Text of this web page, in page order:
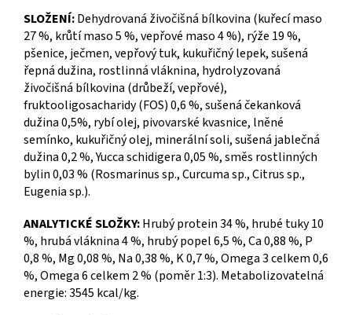
SLOŽENÍ:Dehydrovaná živočišná bílkovina (kuřecí maso
27 %, krůtí maso 5 %, vepřové maso 4 %), rýže 19 %,
pšenice, ječmen, vepřový tuk, kukuřičný lepek, sušená
řepná dužina, rostlinná vláknina, hydrolyzovaná
živočišná bílkovina (drůbeží, vepřové),
fruktooligosacharidy (FOS) 0,6 %, sušená čekanková
dužina 0,5%, rybí olej, pivovarské kvasnice, lněné
semínko, kukuřičný olej, minerální soli, sušená jablečná
dužina 0,2 %, Yucca schidigera 0,05 %, směs rostlinných
bylin 0,03 % (Rosmarinus sp., Curcuma sp., Citrus sp.,
Eugenia sp.).
ANALYTICKÉ SLOŽKY:Hrubý protein 34 %, hrubé tuky 10
%, hrubá vláknina 4 %, hrubý popel 6,5 %, Ca 0,88 %, P
0,8 %, Mg 0,08 %, Na 0,38 %, K 0,7 %, Omega 3 celkem 0,6
%, Omega 6 celkem 2 % (poměr 1:3). Metabolizovatelná
energie: 3545 kcal/kg.